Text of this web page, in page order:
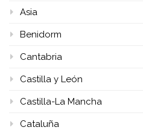
Asia
Benidorm
Cantabria
Castilla y León
Castilla-La Mancha
Cataluña